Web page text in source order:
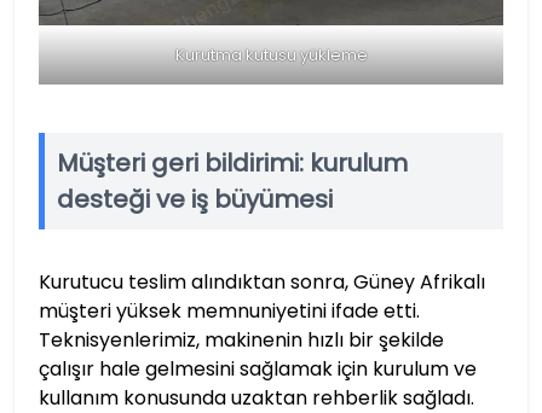
Kurutma kutusu yükleme
Müşteri geri bildirimi: kurulum
desteği ve iş büyümesi
Kurutucu teslim alındıktan sonra, Güney Afrikalı
müşteri yüksek memnuniyetini ifade etti.
Teknisyenlerimiz, makinenin hızlı bir şekilde
çalışır hale gelmesini sağlamak için kurulum ve
kullanım konusunda uzaktan rehberlik sağladı.